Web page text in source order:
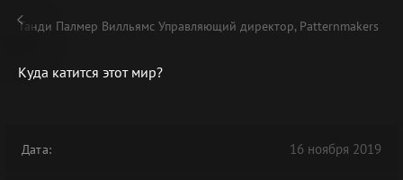
В АРХИВЕ
Танди Палмер Вилльямс Управляющий директор, Patternmakers
Куда катится этот мир?
Дата: 16 ноября 2019